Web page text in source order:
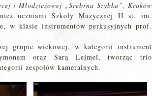
i Młodzieżowej „Srebrna Szybka”, Kraków
uczniami Szkoły Muzycznej II st. im.
w klasie instrumentów perkusyjnych prof.
grupie wiekowej, w kategorii instrument
oraz Sarą Lejmel, tworząc trio
zespołów kameralnych.